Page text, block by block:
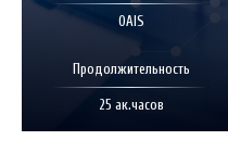
OAIS
Продолжительность
25 ак.часов